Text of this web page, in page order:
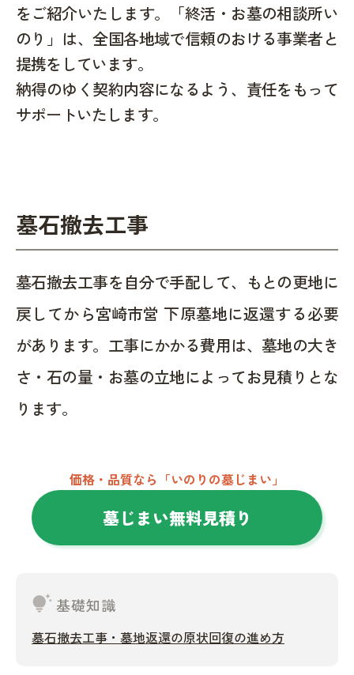
をご紹介いたします。「終活・お墓の相談所い
のり」は、全国各地域で信頼のおける事業者と
提携をしています。
納得のゆく契約内容になるよう、責任をもって
サポートいたします。
墓石撤去工事
墓石撤去工事を自分で手配して、もとの更地に
戻してから宮崎市営 下原墓地に返還する必要
があります。工事にかかる費用は、墓地の大き
さ・石の量・お墓の立地によってお見積りとな
ります。
価格・品質なら「いのりの墓じまい」
墓じまい無料見積り
tips_and_updates基礎知識
墓石撤去工事・墓地返還の原状回復の進め方